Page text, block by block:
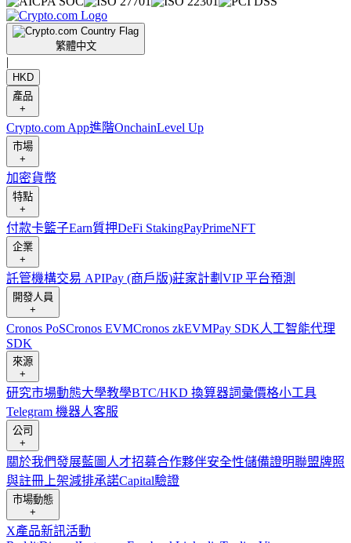
繁體中文
|
HKD
產品
+
Crypto.com App進階OnchainLevel Up
市場
+
加密貨幣
特點
+
付款卡籃子Earn質押DeFi StakingPayPrimeNFT
企業
+
託管機構交易 APIPay (商戶版)莊家計劃 VIP 平台預測
開發人員
+
Cronos PoSCronos EVMCronos zkEVMPay SDK人工智能代理
SDK
來源
+
研究市場動態大學教學BTC/HKD 換算器詞彙價格小工具
Telegram 機器人客服
公司
+
關於我們發展藍圖 人才招募合作夥伴安全性儲備證明聯盟牌照
與註冊 上架減排承諾Capital驗證
市場動態
+
X產品新訊活動